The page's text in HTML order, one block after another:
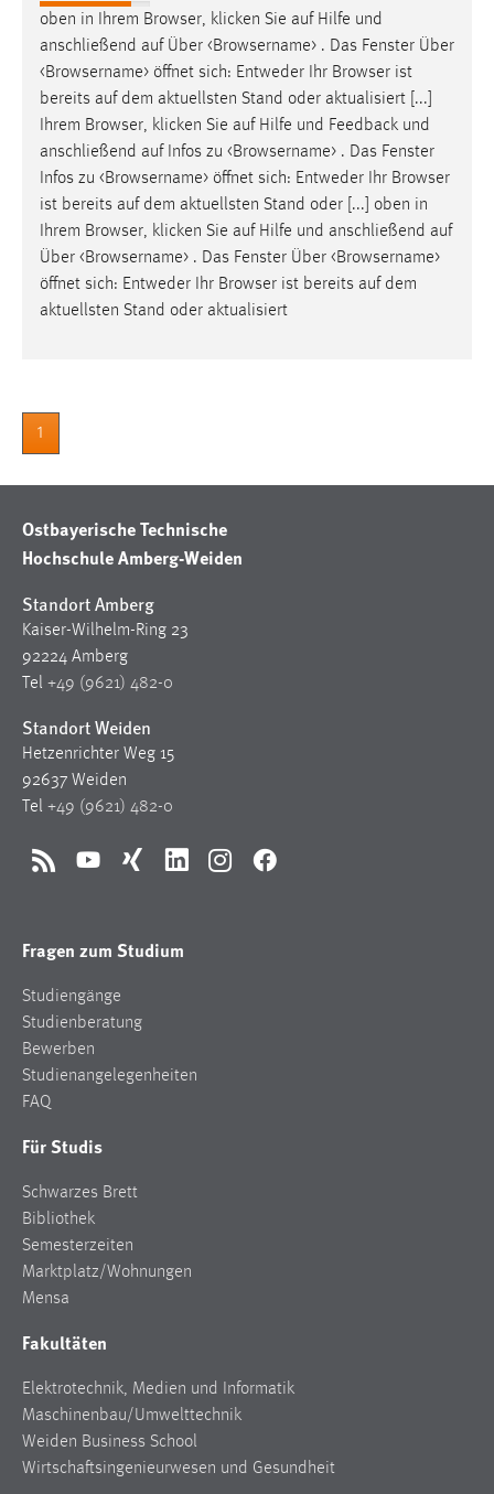
oben in Ihrem Browser, klicken Sie aufHilfe und
anschließend aufÜber <Browsername> . Das Fenster Über
<Browsername> öffnet sich: Entweder Ihr Browser ist
bereits aufdem aktuellsten Stand oder aktualisiert [...]
Ihrem Browser, klicken Sie aufHilfe und Feedback und
anschließend aufInfos zu <Browsername> . Das Fenster
Infos zu <Browsername> öffnet sich: Entweder Ihr Browser
ist bereits aufdem aktuellsten Stand oder [...] oben in
Ihrem Browser, klicken Sie aufHilfe und anschließend auf
Über <Browsername> . Das Fenster Über <Browsername>
öffnet sich: Entweder Ihr Browser ist bereits aufdem
aktuellsten Stand oder aktualisiert
1
Ostbayerische Technische
Hochschule Amberg-Weiden
Standort Amberg
Kaiser-Wilhelm-Ring 23
92224 Amberg
Tel +49 (9621) 482-0
Standort Weiden
Hetzenrichter Weg 15
92637 Weiden
Tel +49 (9621) 482-0
RSS YouTubeXing LinkedInInstagramFacebook
Fragen zum Studium
Studiengänge
Studienberatung
Bewerben
Studienangelegenheiten
FAQ
Für Studis
Schwarzes Brett
Bibliothek
Semesterzeiten
Marktplatz/Wohnungen
Mensa
Fakultäten
Elektrotechnik, Medien und Informatik
Maschinenbau/Umwelttechnik
Weiden Business School
Wirtschaftsingenieurwesen und Gesundheit
Zweck:
Conversion-Tracking
Cookie Laufzeit:
3 Monate
Facebook Pixel
Name:
_fbp
Anbieter:
EXTERNE MEDIEN
Um Inhalte von Videoplattformen und Social Media
externen Medien Cookies gesetzt.
YouTube
Vimeo